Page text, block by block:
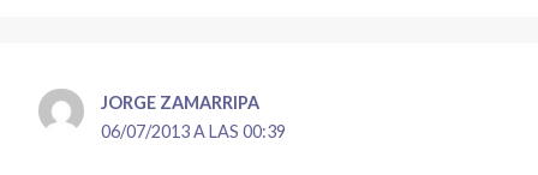
JORGE ZAMARRIPA
06/07/2013 A LAS 00:39